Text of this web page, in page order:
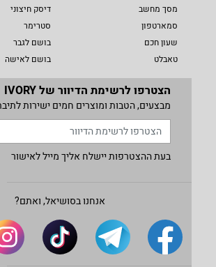
מסך מחשב
סמארטפון
שעון חכם
טאבלט
דיסק חיצוני
סטרימר
בושם לגבר
בושם לאישה
הצטרפו לרשימת הדיוור של IVORY
מבצעים, הטבות ומוצרים חמים ישירות
בעת ההצטרפות יישלח אליך מייל לאישור
אנחנו בסושיאל, ואתם?